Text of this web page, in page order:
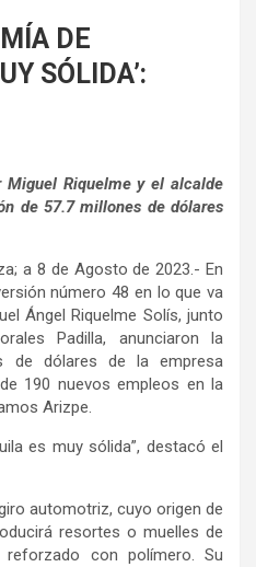
DE
SÓLIDA’:
Miguel Riquelme y el alcalde
de 57.7 millones de dólares
a 8 de Agosto de 2023.- En
número 48 en lo que va
Ángel Riquelme Solís, junto
Padilla, anunciaron la
de dólares de la empresa
190 nuevos empleos en la
Arizpe.
es muy sólida”, destacó el
automotriz, cuyo origen de
resortes o muelles de
con polímero. Su